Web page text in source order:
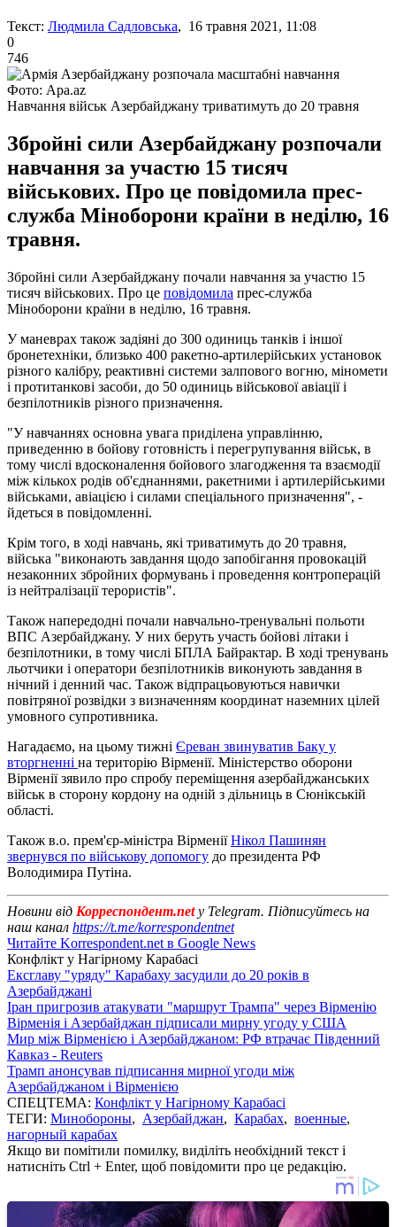
Текст: Людмила Садловська, 16 травня 2021, 11:08
0
746
Фото: Apa.az
Навчання військ Азербайджану триватимуть до 20 травня
Збройні сили Азербайджану розпочали
навчання за участю 15 тисяч
військових. Про це повідомила прес-
служба Міноборони країни в неділю, 16
травня.
Збройні сили Азербайджану почали навчання за участю 15
тисяч військових. Про це повідомила прес-служба
Міноборони країни в неділю, 16 травня.
У маневрах також задіяні до 300 одиниць танків і іншої
бронетехніки, близько 400 ракетно-артилерійських установок
різного калібру, реактивні системи залпового вогню, міномети
і протитанкові засоби, до 50 одиниць військової авіації і
безпілотників різного призначення.
"У навчаннях основна увага приділена управлінню,
приведенню в бойову готовність і перегрупування військ, в
тому числі вдосконалення бойового злагодження та взаємодії
між кількох родів об'єднаннями, ракетними і артилерійськими
військами, авіацією і силами спеціального призначення", -
йдеться в повідомленні.
Крім того, в ході навчань, які триватимуть до 20 травня,
війська "виконають завдання щодо запобігання провокацій
незаконних збройних формувань і проведення контроперацій
із нейтралізації терористів".
Також напередодні почали навчально-тренувальні польоти
ВПС Азербайджану. У них беруть участь бойові літаки і
безпілотники, в тому числі БПЛА Байрактар. В ході тренувань
льотчики і оператори безпілотників виконують завдання в
нічний і денний час. Також відпрацьовуються навички
повітряної розвідки з визначенням координат наземних цілей
умовного супротивника.
Нагадаємо, на цьому тижні Єреван звинуватив Баку у
вторгненні на територію Вірменії. Міністерство оборони
Вірменії зявило про спробу переміщення азербайджанських
військ в сторону кордону на одній з дільниць в Сюнікській
області.
Також в.о. прем'єр-міністра ВірменіїНікол Пашинян
звернувся по військову допомогу до президента РФ
Володимира Путіна.
Новини від Корреспондент.netу Telegram. Підписуйтесь на
наш канал https://t.me/korrespondentnet
Читайте Korrespondent.net в Google News
Конфлікт у Нагірному Карабасі
Ексглаву "уряду" Карабаху засудили до 20 років в
Азербайджані
Іран пригрозив атакувати "маршрут Трампа" через Вірменію
Вірменія і Азербайджан підписали мирну угоду у США
Мир між Вірменією і Азербайджаном: РФ втрачає Південний
Кавказ - Reuters
Трамп анонсував підписання мирної угоди між
Азербайджаном і Вірменією
СПЕЦТЕМА: Конфлікт у Нагірному Карабасі
ТЕГИ: Минобороны, Азербайджан, Карабах, военные,
нагорный карабах
Якщо ви помітили помилку, виділіть необхідний текст і
натисніть Ctrl + Enter, щоб повідомити про це редакцію.